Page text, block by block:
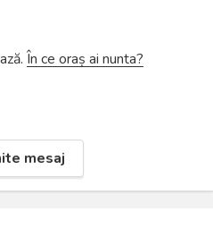
În ce oraș ai nunta?
mesaj